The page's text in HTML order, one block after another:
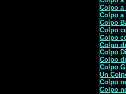
Colpo a
Colpo a
Colpo
Colpo
Colpo
Colpo
Colpo
Colpo
Colpo
Un
Colpo
Colpo